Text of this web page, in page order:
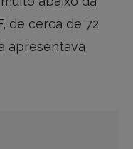
de cerca de 72
apresentava